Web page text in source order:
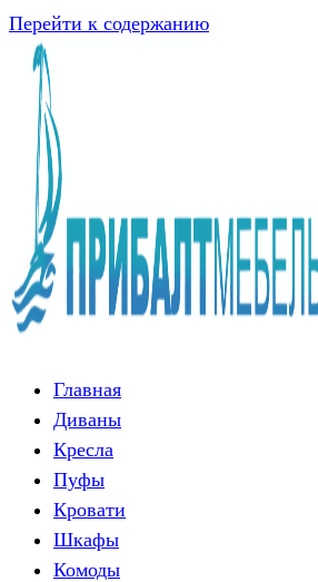
Перейти к содержанию
Главная
Диваны
Кресла
Пуфы
Кровати
Шкафы
Комоды